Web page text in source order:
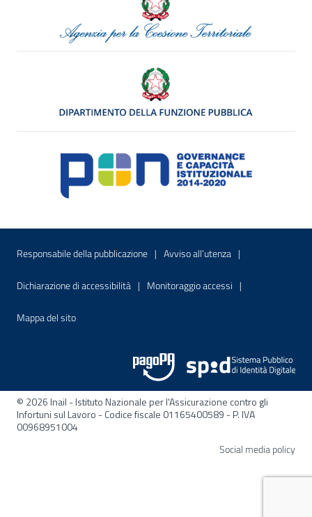
Menu di servizio
Responsabile della pubblicazione Sito interno - Apre in una nuova
Avviso all’utenza Sito interno -
Dichiarazione di accessibilità Sito interno - Apre in una nuova finestra
Monitoraggio accessi Sito interno -
Mappa del sitoSito interno - Apre nella stessa finestra
© 2026 Inail - Istituto Nazionale per l'Assicurazione contro gli
Infortuni sul Lavoro - Codice fiscale 01165400589 - P. IVA
00968951004
Social media policy